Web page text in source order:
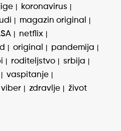
koronavirus
magazin original
netflix
original
pandemija
roditeljstvo
srbija
vaspitanje
viber zdravlje život